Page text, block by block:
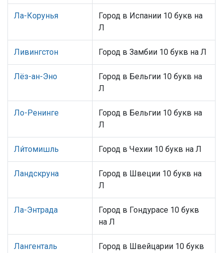
Ла-Корунья
Город в Испании 10 букв на
Л
Ливингстон Город в Замбии 10 букв на Л
Лёз-ан-Эно
Город в Бельгии 10 букв на
Л
Ло-Ренинге
Город в Бельгии 10 букв на
Л
Ли́томишль Город в Чехии 10 букв на Л
Ландскруна
Город в Швеции 10 букв на
Л
Ла-Энтрада
Город в Гондурасе 10 букв
на Л
Лангенталь
Город в Швейцарии 10 букв